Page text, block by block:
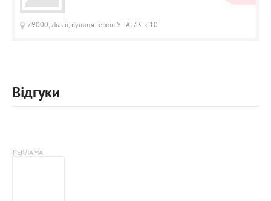
79000, Львів, вулиця Героїв УПА, 73-к.10
Відгуки